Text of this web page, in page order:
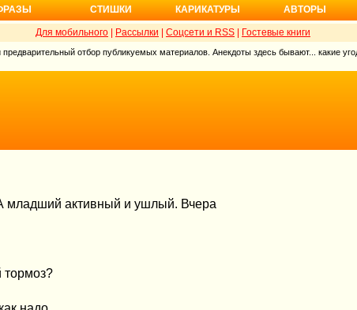
СТИШКИ КАРИКАТУРЫ АВТОРЫ
Для мобильного Рассылки Соцсети и RSS Гостевые книги
отбор публикуемых материалов. Анекдоты здесь бывают... какие
младший активный и ушлый. Вчера
тормоз?